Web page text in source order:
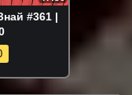
#361 |